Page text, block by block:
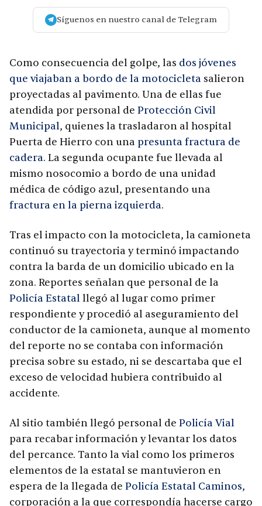
Síguenos en nuestro canal de Telegram
Como consecuencia del golpe, las dos jóvenes
que viajaban a bordo de la motocicleta salieron
proyectadas al pavimento. Una de ellas fue
atendida por personal de Protección Civil
Municipal, quienes la trasladaron al hospital
Puerta de Hierro con una presunta fractura de
cadera. La segunda ocupante fue llevada al
mismo nosocomio a bordo de una unidad
médica de código azul, presentando una
fractura en la pierna izquierda.
Tras el impacto con la motocicleta, la camioneta
continuó su trayectoria y terminó impactando
contra la barda de un domicilio ubicado en la
zona. Reportes señalan que personal de la
Policía Estatal llegó al lugar como primer
respondiente y procedió al aseguramiento del
conductor de la camioneta, aunque al momento
del reporte no se contaba con información
precisa sobre su estado, ni se descartaba que el
exceso de velocidad hubiera contribuido al
accidente.
Al sitio también llegó personal de Policía Vial
para recabar información y levantar los datos
del percance. Tanto la vial como los primeros
elementos de la estatal se mantuvieron en
espera de la llegada de Policía Estatal Caminos,
corporación a la que correspondía hacerse cargo